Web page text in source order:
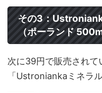
その3：
（ポーランド
次に39円で販売されて
「Ustroniankaミネラ